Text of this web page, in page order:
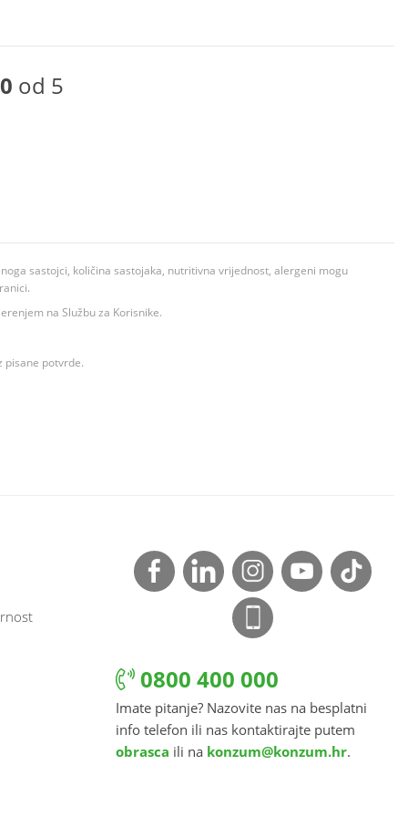
0 od 5
sastojci, količina sastojaka, nutritivna vrijednost, alergeni mogu
na Službu za Korisnike.
pisane potvrde.
0800 400 000
Imate pitanje? Nazovite nas na besplatni
info telefon ili nas kontaktirajte putem
obrasca ili na konzum@konzum.hr.